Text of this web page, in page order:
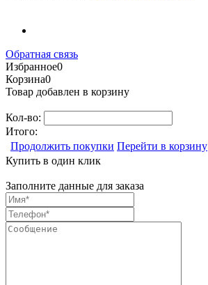
Обратная связь
Избранное0
Корзина0
Товар добавлен в корзину
Кол-во:
Итого:
Продолжить покупки Перейти в корзину
Купить в один клик
Заполните данные для заказа